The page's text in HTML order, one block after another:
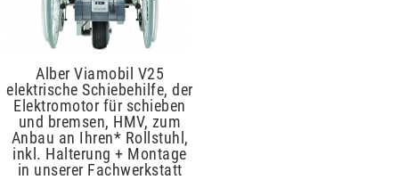
Alber Viamobil V25
elektrische Schiebehilfe, der
Elektromotor für schieben
und bremsen, HMV, zum
Anbau an Ihren* Rollstuhl,
inkl. Halterung + Montage
in unserer Fachwerkstatt